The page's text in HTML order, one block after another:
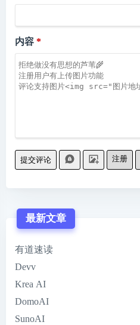
内容
提交评论 注册
最新文章
有道速读
Devv
Krea AI
DomoAI
SunoAI